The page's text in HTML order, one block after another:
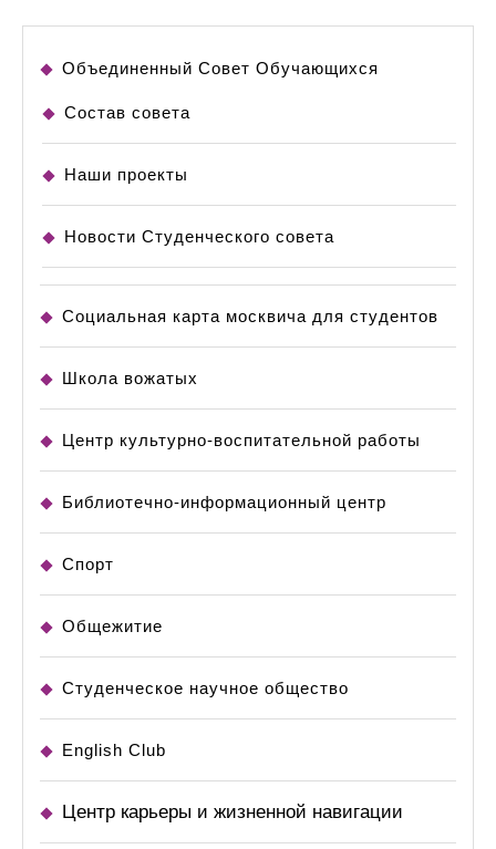
Объединенный Совет Обучающихся
Состав совета
Наши проекты
Новости Студенческого совета
Социальная карта москвича для студентов
Школа вожатых
Центр культурно-воспитательной работы
Библиотечно-информационный центр
Спорт
Общежитие
Студенческое научное общество
English Club
Центр карьеры и жизненной навигации